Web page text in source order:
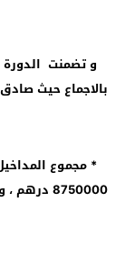
و تضمنت
بالاجماع حيث صادق
8750000 درهم ، و الفائض 9600000 درهم .